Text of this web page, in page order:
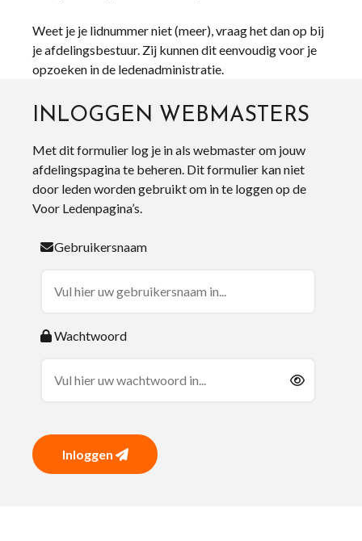
Weet je je lidnummer niet (meer), vraag het dan op bij
je afdelingsbestuur. Zij kunnen dit eenvoudig voor je
opzoeken in de ledenadministratie.
INLOGGEN WEBMASTERS
Met dit formulier log je in als webmaster om jouw
afdelingspagina te beheren. Dit formulier kan niet
door leden worden gebruikt om in te loggen op de
Voor Ledenpagina’s.
Gebruikersnaam
Wachtwoord
Inloggen